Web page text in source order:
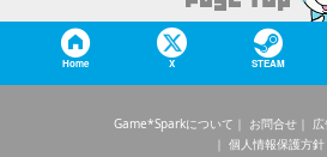
Home X STEAM
Game*Sparkについて お問合せ
個人情報保護方針